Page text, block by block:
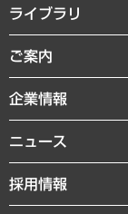
経営戦略
組織・人事戦略
デジタルイノベーション
共生・ダイバーシティ
GRC（ガバナンス・リ
経済・産業・雇用・労働
ライブラリ
経済調査
レポート
コラム
経営用語集
受託・受注実績（官公
ご案内
セミナー・イベント情報
MUFGビジネスセミナー
受託案件情報
企業情報
私たちの想い
社長メッセージ
会社概要
ニュース
ニュースリリース
お知らせ
採用情報